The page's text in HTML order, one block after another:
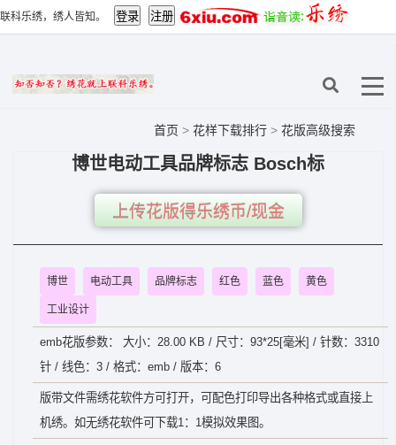
联科乐绣，绣人皆知。
首页 > 花样下载排行 > 花版高级搜索
博世电动工具品牌标志 Bosch标
上传花版得乐绣币/现金
博世 电动工具 品牌标志 红色 蓝色 黄色
工业设计
emb花版参数： 大小：28.00 KB / 尺寸：93*25[毫米] / 针数：3310
针 / 线色：3 / 格式：emb / 版本：6
版带文件需绣花软件方可打开，可配色打印导出各种格式或直接上
机绣。如无绣花软件可下载1：1模拟效果图。